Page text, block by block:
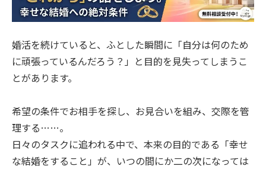
婚活を続けていると、ふとした瞬間に「自分は何のため
に頑張っているんだろう？」と目的を見失ってしまうこ
とがあります。
希望の条件でお相手を探し、お見合いを組み、交際を管
理する……。
日々のタスクに追われる中で、本来の目的である「幸せ
な結婚をすること」が、いつの間にか二の次になっては